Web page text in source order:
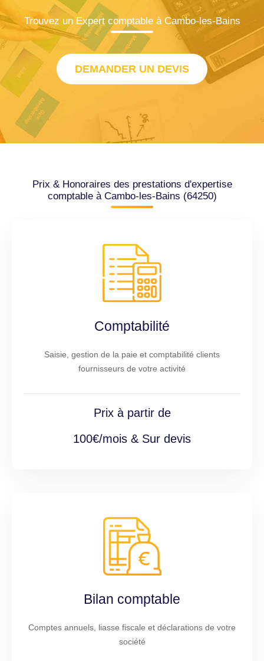
Trouvez un Expert comptable à Cambo-les-Bains
DEMANDER UN DEVIS
Prix & Honoraires des prestations d'expertise
comptable à Cambo-les-Bains (64250)
Comptabilité
Saisie, gestion de la paie et comptabilité clients
fournisseurs de votre activité
Prix à partir de
100€/mois & Sur devis
Bilan comptable
Comptes annuels, liasse fiscale et déclarations de votre
société